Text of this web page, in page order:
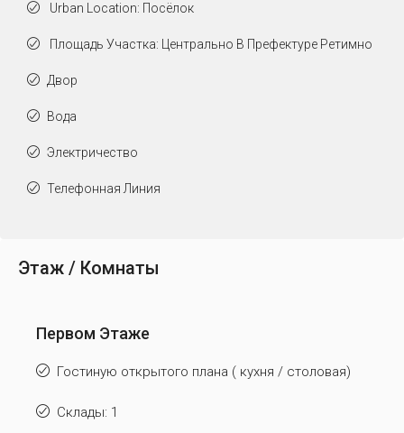
Urban Location: Посёлок
Площадь Участка: Центрально В Префектуре Ретимно
Двор
Вода
Электричество
Телефонная Линия
Этаж / Комнаты
Первом Этаже
Гостиную открытого плана ( кухня / столовая)
Склады: 1